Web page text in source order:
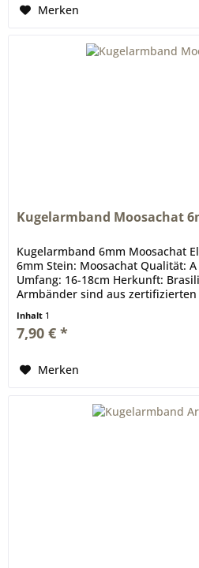
Merken
Kugelarmband Moosachat
Kugelarmband 6mm Moosachat
6mm Stein: Moosachat Qualität:
Umfang: 16-18cm Herkunft:
Armbänder sind aus zertifizierten
Inhalt 1
7,90 € *
Merken